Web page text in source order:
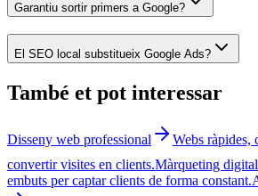
Garantiu sortir primers a Google?
El SEO local substitueix Google Ads?
També et pot interessar
Disseny web professional
Webs ràpides,
convertir visites en clients.Màrqueting digital
embuts per captar clients de forma constant.